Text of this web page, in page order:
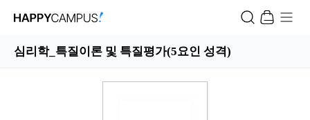
심리학_특질이론 및 특질평가(5요인 성격)